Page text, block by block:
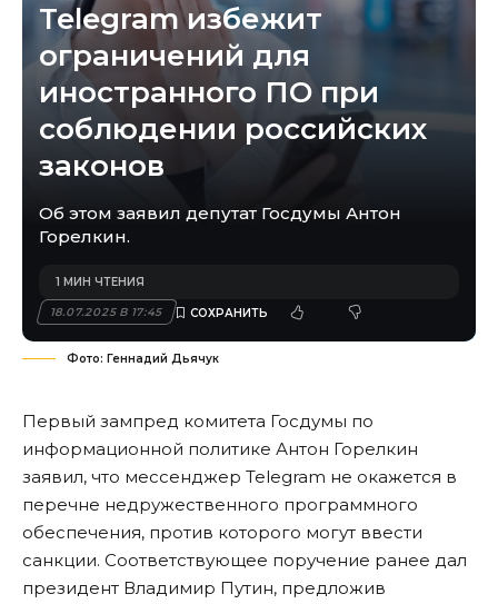
Telegram избежит
ограничений для
иностранного ПО при
соблюдении российских
законов
Об этом заявил депутат Госдумы Антон
Горелкин.
18.07.2025 В 17:45
1 МИН ЧТЕНИЯ
Фото: Геннадий Дьячук
Первый зампред комитета Госдумы по
информационной политике Антон Горелкин
заявил, что мессенджер Telegram не окажется в
перечне недружественного программного
обеспечения, против которого могут ввести
санкции. Соответствующее поручение ранее дал
президент Владимир Путин, предложив